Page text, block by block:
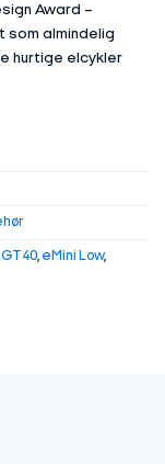
Award –
som almindelig
hurtige elcykler
, eMini Low,